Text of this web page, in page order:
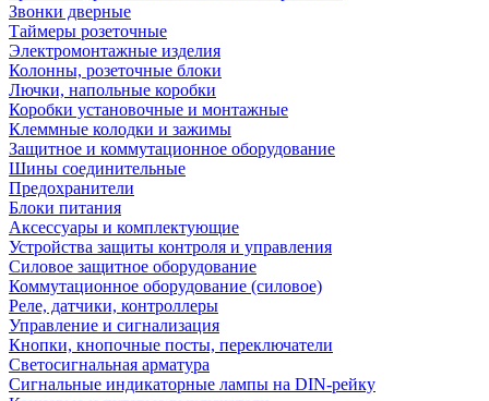
Звонки дверные
Таймеры розеточные
Электромонтажные изделия
Колонны, розеточные блоки
Лючки, напольные коробки
Коробки установочные и монтажные
Клеммные колодки и зажимы
Защитное и коммутационное оборудование
Шины соединительные
Предохранители
Блоки питания
Аксессуары и комплектующие
Устройства защиты контроля и управления
Силовое защитное оборудование
Коммутационное оборудование (силовое)
Реле, датчики, контроллеры
Управление и сигнализация
Кнопки, кнопочные посты, переключатели
Светосигнальная арматура
Сигнальные индикаторные лампы на DIN-рейку